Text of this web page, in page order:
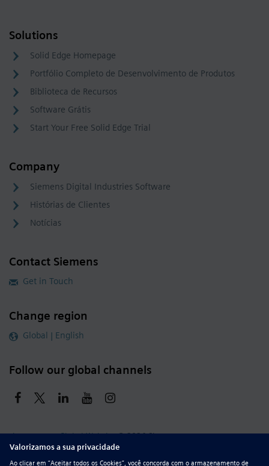
Solutions
Solid Edge Homepage
Portfólio Completo de Desenvolvimento de Produtos
Biblioteca de Recursos
Software Grátis
Start Your Free Solid Edge Trial
Company
Siemens Digital Industries Software
Histórias de Clientes
Notícias
Contact Siemens
Get in Touch
Change region
Global | English
Follow our global channels
siemens.com Global Website © 2026 Siemens